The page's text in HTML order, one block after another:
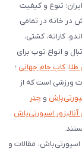
تنوع و کیفیت
در خانه در تمامی
کاراته، کشتی،
و انواع توپ برای
، کاپ جام جهانی ؛
ورزشی است که از
و چتر
آنالیزور اسپورتی‌باش
مقالات و